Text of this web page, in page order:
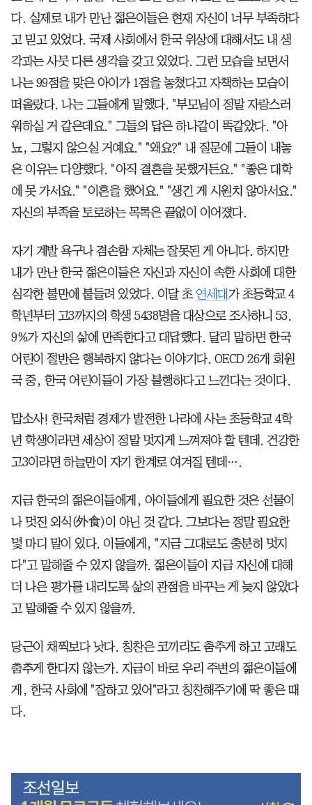
다. 실제로 내가 만난 젊은이들은 현재 자신이 너무 부족하다
고 믿고 있었다. 국제 사회에서 한국 위상에 대해서도 내 생
각과는 사뭇 다른 생각을 갖고 있었다. 그런 모습을 보면서
나는 99점을 맞은 아이가 1점을 놓쳤다고 자책하는 모습이
떠올랐다. 나는 그들에게 말했다. "부모님이 정말 자랑스러
워하실 거 같은데요." 그들의 답은 하나같이 똑같았다. "아
뇨, 그렇지 않으실 거예요." "왜요?" 내 질문에 그들이 내놓
은 이유는 다양했다. "아직 결혼을 못했거든요." "좋은 대학
에 못 가서요." "이혼을 했어요." "생긴 게 시원치 않아서요."
자신의 부족을 토로하는 목록은 끝없이 이어졌다.
자기 계발 욕구나 겸손함 자체는 잘못된 게 아니다. 하지만
내가 만난 한국 젊은이들은 자신과 자신이 속한 사회에 대한
심각한 불만에 붙들려 있었다. 이달 초 연세대가 초등학교 4
학년부터 고3까지의 학생 5438명을 대상으로 조사하니 53.
9%가 자신의 삶에 만족한다고 대답했다. 달리 말하면 한국
어린이 절반은 행복하지 않다는 이야기다. OECD 26개 회원
국 중, 한국 어린이들이 가장 불행하다고 느낀다는 것이다.
맙소사! 한국처럼 경제가 발전한 나라에 사는 초등학교 4학
년 학생이라면 세상이 정말 멋지게 느껴져야 할 텐데. 건강한
고3이라면 하늘만이 자기 한계로 여겨질 텐데….
지금 한국의 젊은이들에게, 아이들에게 필요한 것은 선물이
나 멋진 외식(外食)이 아닌 것 같다. 그보다는 정말 필요한
몇 마디 말이 있다. 이들에게, "지금 그대로도 충분히 멋지
다"고 말해줄 수 있지 않을까. 젊은이들이 지금 자신에 대해
더 나은 평가를 내리도록 삶의 관점을 바꾸는 게 늦지 않았다
고 말해줄 수 있지 않을까.
당근이 채찍보다 낫다. 칭찬은 코끼리도 춤추게 하고 고래도
춤추게 한다지 않는가. 지금이 바로 우리 주변의 젊은이들에
게, 한국 사회에 "잘하고 있어"라고 칭찬해주기에 딱 좋은 때
다.